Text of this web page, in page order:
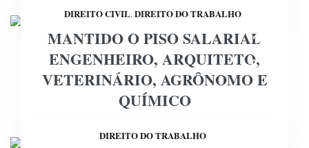
23
ABR
DIREITO CIVIL, DIREITO DO TRABALHO
MANTIDO O PISO SALARIAL
ENGENHEIRO, ARQUITETO,
VETERINÁRIO, AGRÔNOMO E
QUÍMICO
DIREITO DO TRABALHO